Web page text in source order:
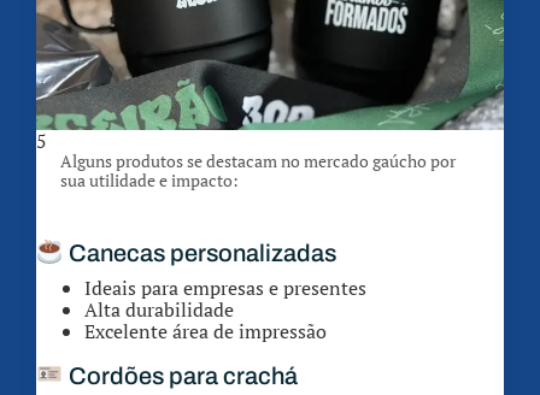
5
Alguns produtos se destacam no mercado gaúcho por
sua utilidade e impacto:
Canecas personalizadas
Ideais para empresas e presentes
Alta durabilidade
Excelente área de impressão
Cordões para crachá